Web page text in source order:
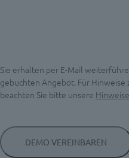
Sie erhalten per E-Mail
gebuchten Angebot. Für
beachten Sie bitte unsere